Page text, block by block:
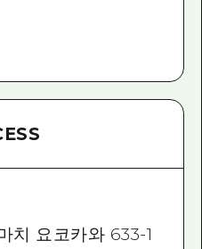
치 요코카와 633-1